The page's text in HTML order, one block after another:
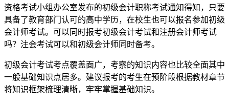
资格考试小组办公室发布的初级会计职称考试通知得知，只要
具备了教育部门认可的高中学历，在校生也可以报名参加初级
会计师考试。可以同时报考初级会计考试和注册会计师考试
吗？注会考试可以和初级会计师同时备考。
初级会计考试考点覆盖面广，考察的知识内容也比较全面其中
一般基础知识点居多。建议报考的考生在预阶段根据教材章节
将知识框架梳理清晰，牢牢掌握基础知识。